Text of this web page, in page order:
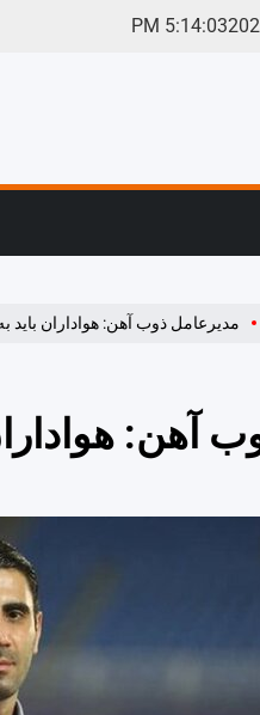
5:14:04
PM
مدیرعامل ذوب آهن: هواداران
آهن: